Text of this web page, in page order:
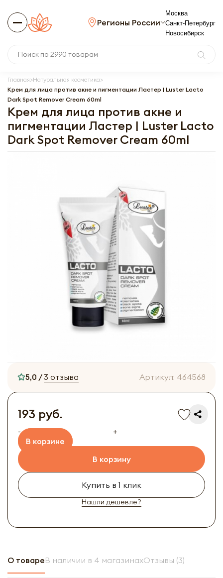
Регионы России
Москва
Санкт-Петербург
Новосибирск
Главная Натуральная косметика
Крем для лица против акне и пигментации Ластер | Luster Lacto
Dark Spot Remover Cream 60ml
Крем для лица против акне и
пигментации Ластер | Luster Lacto
Dark Spot Remover Cream 60ml
5,0 /3 отзыва Артикул: 464568
193 руб.
-
+
В корзине
В корзину
Купить в 1 клик
Нашли дешевле?
О товареВ наличии в 4 магазинахОтзывы (3)